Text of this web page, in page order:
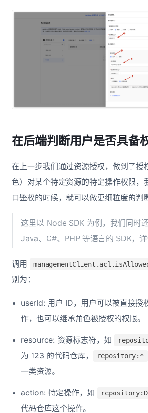
在后端判断用户是否具备
在上一步我们通过资源授权，做到了授
色）对某个特定资源的特定操作权限，
口鉴权的时候，就可以做更细粒度的判
这里以 Node SDK 为例，我们同时
Java、C#、PHP 等语言的 SDK，
调用
别为：
userId: 用户 ID，用户可以被直接授
作，也可以继承角色被授权的权限。
resource: 资源标志符，如
为 123 的代码仓库，
repository:*
一类资源。
action: 特定操作，如
代码仓库这个操作。